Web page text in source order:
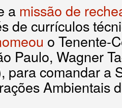
a missão de
de currículos
o Tenente-
Paulo, Wagner
para comandar a
Ambientais